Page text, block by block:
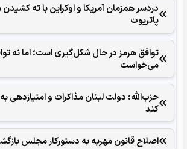
دردسر همزمان آمریکا و اوکراین با ته
پاتریوت
توافق هرمز در حال شکل‌گیری است؛ اما نه
می‌خواست
حزب‌الله: دولت لبنان مذاکرات و امتیازدهی
کند
اصلاح قانون مهریه به دستورکار مجلس